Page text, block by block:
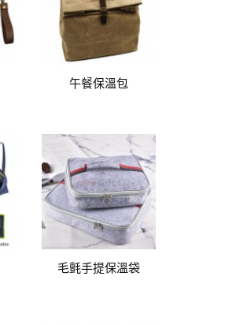
午餐保溫包
毛氈手提保溫袋